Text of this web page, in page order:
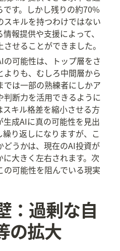
す。しかし残りの約70%
キルを持つわけではない
報提供や支援によって、
せることができました。
の可能性は、トップ層をさ
りも、むしろ中間層から
は一部の熟練者にしかア
断力を活用できるように
キル格差を縮小させる方
成AIに真の可能性を見出
り返しになりますが、こ
うかは、現在のAI投資が
大きく左右されます。次
可能性を阻んでいる現実
：過剰な自
の拡大